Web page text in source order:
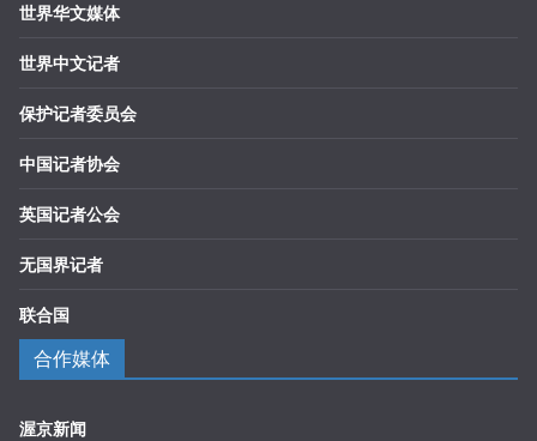
世界华文媒体
世界中文记者
保护记者委员会
中国记者协会
英国记者公会
无国界记者
联合国
合作媒体
渥京新闻